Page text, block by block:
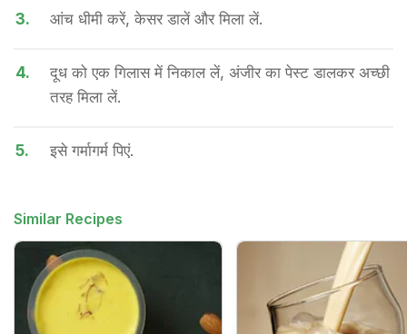
3. आंच धीमी करें, केसर डालें और मिला लें.
4.
दूध को एक गिलास में निकाल लें, अंजीर का पेस्ट डालकर अच्छी
तरह मिला लें.
5. इसे गर्मागर्म पिएं.
Similar Recipes